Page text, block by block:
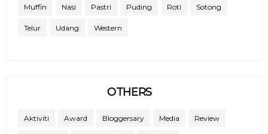
Muffin Nasi Pastri Puding Roti Sotong
Telur Udang Western
OTHERS
Aktiviti Award Bloggersary Media Review